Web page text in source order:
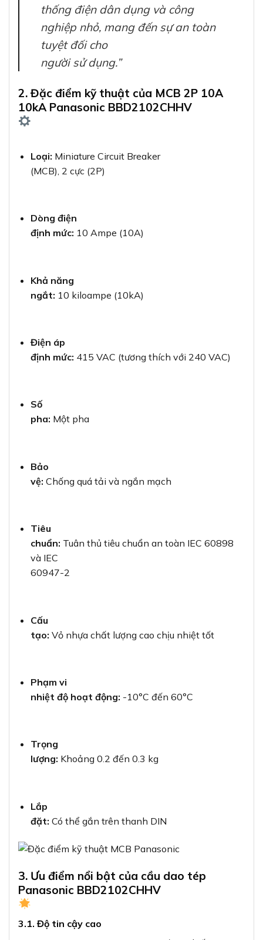
thống điện dân dụng và công
nghiệp nhỏ, mang đến sự an toàn
tuyệt đối cho
người sử dụng.”
2. Đặc điểm kỹ thuật của MCB 2P 10A
10kA Panasonic BBD2102CHHV
Loại: Miniature Circuit Breaker
(MCB), 2 cực (2P)
Dòng điện
định mức: 10 Ampe (10A)
Khả năng
ngắt: 10 kiloampe (10kA)
Điện áp
định mức: 415 VAC (tương thích với 240 VAC)
Số
pha: Một pha
Bảo
vệ: Chống quá tải và ngắn mạch
Tiêu
chuẩn: Tuân thủ tiêu chuẩn an toàn IEC 60898
và IEC
60947-2
Cấu
tạo: Vỏ nhựa chất lượng cao chịu nhiệt tốt
Phạm vi
nhiệt độ hoạt động: -10°C đến 60°C
Trọng
lượng: Khoảng 0.2 đến 0.3 kg
Lắp
đặt: Có thể gắn trên thanh DIN
3. Ưu điểm nổi bật của cầu dao tép
Panasonic BBD2102CHHV
3.1. Độ tin cậy cao